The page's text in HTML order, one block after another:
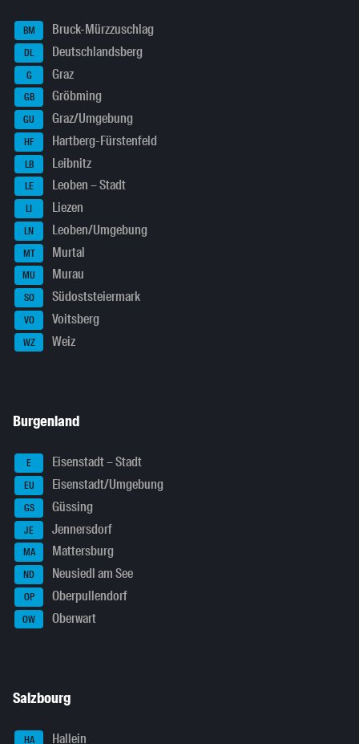
BM Bruck-Mürzzuschlag
DL Deutschlandsberg
G Graz
GB Gröbming
GU Graz/Umgebung
HF Hartberg-Fürstenfeld
LB Leibnitz
LE Leoben – Stadt
LI Liezen
LN Leoben/Umgebung
MT Murtal
MU Murau
SO Südoststeiermark
VO Voitsberg
WZ Weiz
Burgenland
E Eisenstadt – Stadt
EU Eisenstadt/Umgebung
GS Güssing
JE Jennersdorf
MA Mattersburg
ND Neusiedl am See
OP Oberpullendorf
OW Oberwart
Salzbourg
HA Hallein